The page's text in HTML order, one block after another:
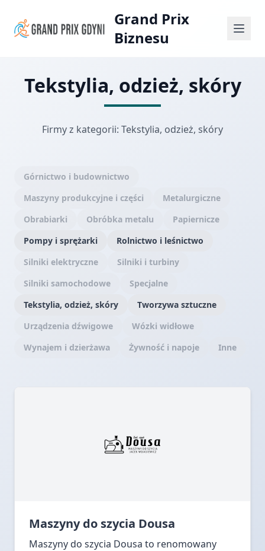
Grand Prix
Biznesu
Tekstylia, odzież, skóry
Firmy z kategorii: Tekstylia, odzież, skóry
Górnictwo i budownictwo
Maszyny produkcyjne i części
Metalurgiczne
Obrabiarki
Obróbka metalu
Papiernicze
Pompy i sprężarki
Rolnictwo i leśnictwo
Silniki elektryczne
Silniki i turbiny
Silniki samochodowe
Specjalne
Tekstylia, odzież, skóry
Tworzywa sztuczne
Urządzenia dźwigowe
Wózki widłowe
Wynajem i dzierżawa
Żywność i napoje Inne
Maszyny do szycia Dousa
Maszyny do szycia Dousa to renomowany